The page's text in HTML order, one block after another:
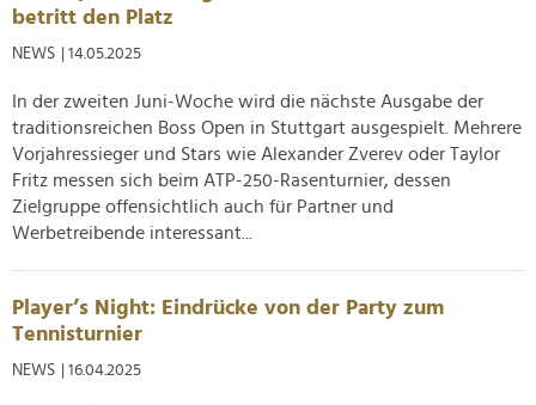
Verwendung unserer Website an unsere Partner für
soziale Medien, Werbung und Analysen weiter. Unsere
weiteren Daten zusammen, die Sie ihnen bereitgestellt
haben oder die sie im Rahmen Ihrer Nutzung der Dienste
gesammelt haben.
betritt den Platz
NEWS | 14.05.2025
In der zweiten Juni-Woche wird die nächste Ausgabe der
traditionsreichen Boss Open in Stuttgart ausgespielt. Mehrere
Vorjahressieger und Stars wie Alexander Zverev oder Taylor
Fritz messen sich beim ATP-250-Rasenturnier, dessen
Zielgruppe offensichtlich auch für Partner und
Werbetreibende interessant...
Player’s Night: Eindrücke von der Party zum
Tennisturnier
NEWS | 16.04.2025